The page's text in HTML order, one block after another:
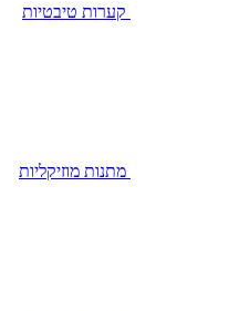
קערות טיבטיות
מתנות מוזיקליות